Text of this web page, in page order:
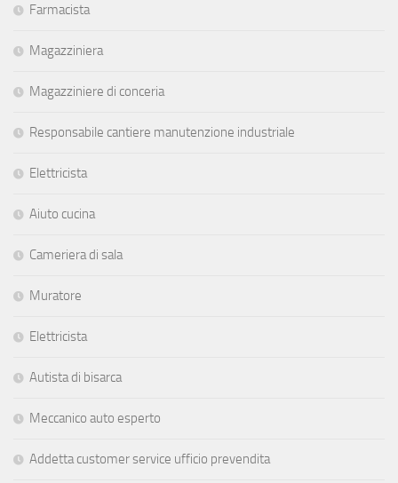
Farmacista
Magazziniera
Magazziniere di conceria
Responsabile cantiere manutenzione industriale
Elettricista
Aiuto cucina
Cameriera di sala
Muratore
Elettricista
Autista di bisarca
Meccanico auto esperto
Addetta customer service ufficio prevendita